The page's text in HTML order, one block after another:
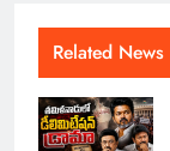
Related News